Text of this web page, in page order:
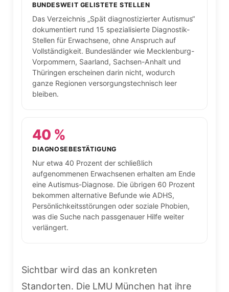
BUNDESWEIT GELISTETE STELLEN
Das Verzeichnis „Spät diagnostizierter Autismus“
dokumentiert rund 15 spezialisierte Diagnostik-
Stellen für Erwachsene, ohne Anspruch auf
Vollständigkeit. Bundesländer wie Mecklenburg-
Vorpommern, Saarland, Sachsen-Anhalt und
Thüringen erscheinen darin nicht, wodurch
ganze Regionen versorgungstechnisch leer
bleiben.
40 %
DIAGNOSEBESTÄTIGUNG
Nur etwa 40 Prozent der schließlich
aufgenommenen Erwachsenen erhalten am Ende
eine Autismus-Diagnose. Die übrigen 60 Prozent
bekommen alternative Befunde wie ADHS,
Persönlichkeitsstörungen oder soziale Phobien,
was die Suche nach passgenauer Hilfe weiter
verlängert.
Sichtbar wird das an konkreten
Standorten. Die LMU München hat ihre